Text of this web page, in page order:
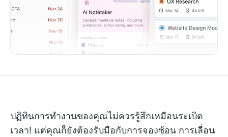
ปฏิทินการทำงานของคุณไม่ควรรู้สึกเหมือนระเบิด
เวลา! แต่คุณก็ยังต้องรับมือกับการจองซ้อน การเลื่อน